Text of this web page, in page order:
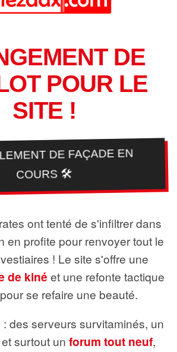
DE
POUR LE
SITE !
DE FAÇADE EN
COURS 🛠️
ont tenté de s'infiltrer dans
en profite pour renvoyer tout le
! Le site s'offre une
de kiné et une refonte tactique
se refaire une beauté.
des serveurs survitaminés, un
surtout un forum tout neuf,